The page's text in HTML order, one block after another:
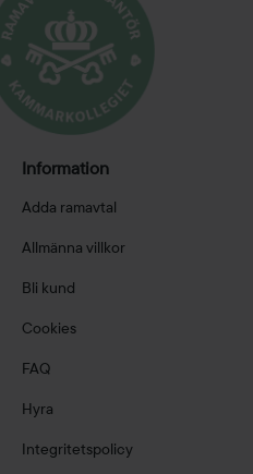
Information
Adda ramavtal
Allmänna villkor
Bli kund
Cookies
FAQ
Hyra
Integritetspolicy